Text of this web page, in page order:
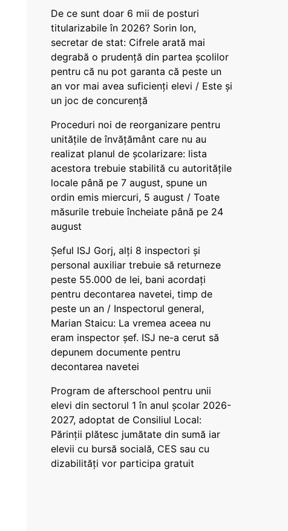
De ce sunt doar 6 mii de posturi
titularizabile în 2026? Sorin Ion,
secretar de stat: Cifrele arată mai
degrabă o prudență din partea școlilor
pentru că nu pot garanta că peste un
an vor mai avea suficienți elevi / Este și
un joc de concurență
Proceduri noi de reorganizare pentru
unitățile de învățământ care nu au
realizat planul de școlarizare: lista
acestora trebuie stabilită cu autoritățile
locale până pe 7 august, spune un
ordin emis miercuri, 5 august / Toate
măsurile trebuie încheiate până pe 24
august
Șeful ISJ Gorj, alți 8 inspectori și
personal auxiliar trebuie să returneze
peste 55.000 de lei, bani acordați
pentru decontarea navetei, timp de
peste un an / Inspectorul general,
Marian Staicu: La vremea aceea nu
eram inspector șef. ISJ ne-a cerut să
depunem documente pentru
decontarea navetei
Program de afterschool pentru unii
elevi din sectorul 1 în anul școlar 2026-
2027, adoptat de Consiliul Local:
Părinții plătesc jumătate din sumă iar
elevii cu bursă socială, CES sau cu
dizabilităţi vor participa gratuit